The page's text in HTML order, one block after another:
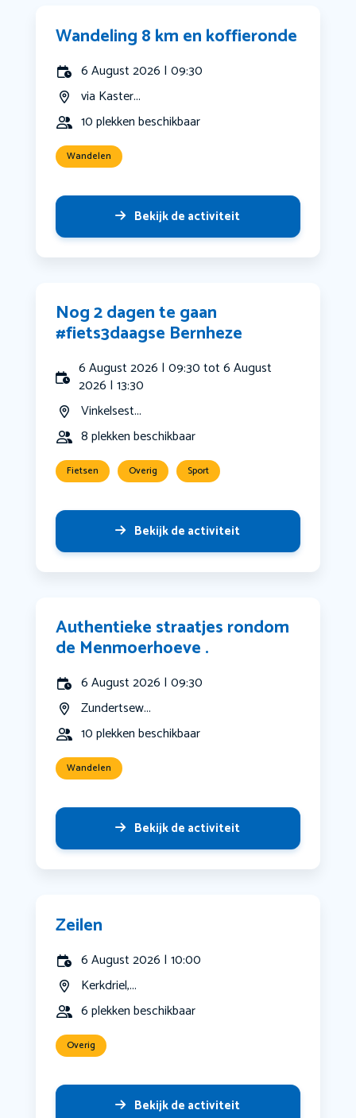
Wandeling 8 km en koffieronde
6 August 2026 | 09:30
via Kaster...
10 plekken beschikbaar
Wandelen
Bekijk de activiteit
Nog 2 dagen te gaan
#fiets3daagse Bernheze
6 August 2026 | 09:30 tot 6 August
2026 | 13:30
Vinkelsest...
8 plekken beschikbaar
Fietsen Overig Sport
Bekijk de activiteit
Authentieke straatjes rondom
de Menmoerhoeve .
6 August 2026 | 09:30
Zundertsew...
10 plekken beschikbaar
Wandelen
Bekijk de activiteit
Zeilen
6 August 2026 | 10:00
Kerkdriel,...
6 plekken beschikbaar
Overig
Bekijk de activiteit